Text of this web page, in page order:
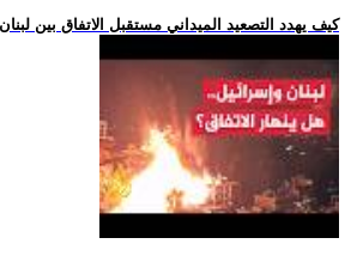
.. كيف يهدد التصعيد الميداني مستقبل الاتفاق بين